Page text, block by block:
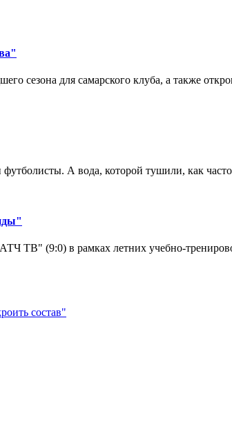
сезона для самарского клуба, а также
А вода, которой тушили, как
ТВ" (9:0) в рамках летних учебно-
состав"